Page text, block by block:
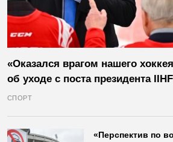
«Оказался врагом нашего
об уходе с поста президента
СПОРТ
«Перспектив по